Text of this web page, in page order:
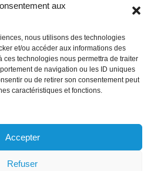
aux
nous utilisons des technologies
et/ou accéder aux informations des
ces technologies nous permettra de traiter
de navigation ou les ID uniques
ou de retirer son consentement peut
caractéristiques et fonctions.
Accepter
Refuser
spontanée